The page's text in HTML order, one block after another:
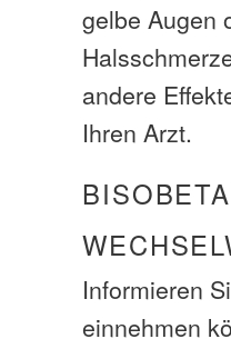
gelbe Augen
andere
Ihren Arzt.
Informieren
einnehmen